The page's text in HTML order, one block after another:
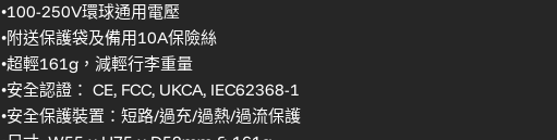
•100-250V環球通用電壓
•附送保護袋及備用10A保險絲
•超輕161g，減輕行李重量
•安全認證： CE, FCC, UKCA, IEC62368-1
•安全保護裝置：短路/過充/過熱/過流保護